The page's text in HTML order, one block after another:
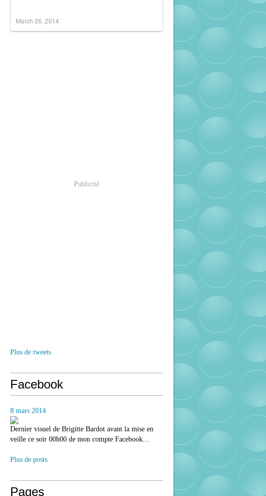
March 26, 2014
Publicité
Plus de tweets
Facebook
8 mars 2014
Dernier visuel de Brigitte Bardot avant la mise en
veille ce soir 00h00 de mon compte Facebook...
Plus de posts
Pages